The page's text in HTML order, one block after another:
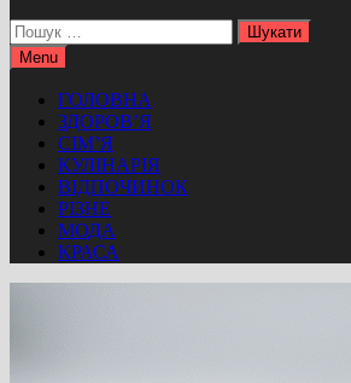
Пошук:
Menu
ГОЛОВНА
ЗДОРОВ’Я
СІМ’Я
КУЛІНАРІЯ
ВІДПОЧИНОК
РІЗНЕ
МОДА
КРАСА